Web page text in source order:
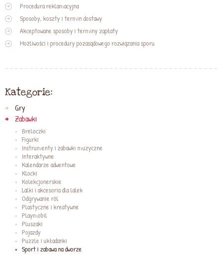
Procedura reklamacyjna
Sposoby, koszty i termin dostawy
Akceptowane sposoby i terminy zapłaty
Możliwości i procedury pozasądowego rozwiązania sporu
Kategorie:
Gry
Zabawki
Breloczki
Figurki
Instrumenty i zabawki muzyczne
Interaktywne
Kalendarze adwentowe
Klocki
Kolekcjonerskie
Lalki i akcesoria dla lalek
Odgrywanie ról
Plastyczne i kreatywne
Playmobil
Pluszaki
Pojazdy
Puzzle i układanki
Sport i zabawa na dworze